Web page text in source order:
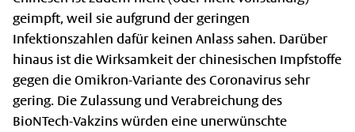
geimpft, weil sie aufgrund der geringen
Infektionszahlen dafür keinen Anlass sahen. Darüber
hinaus ist die Wirksamkeit der chinesischen Impfstoffe
gegen die Omikron-Variante des Coronavirus sehr
gering. Die Zulassung und Verabreichung des
BioNTech-Vakzins würden eine unerwünschte